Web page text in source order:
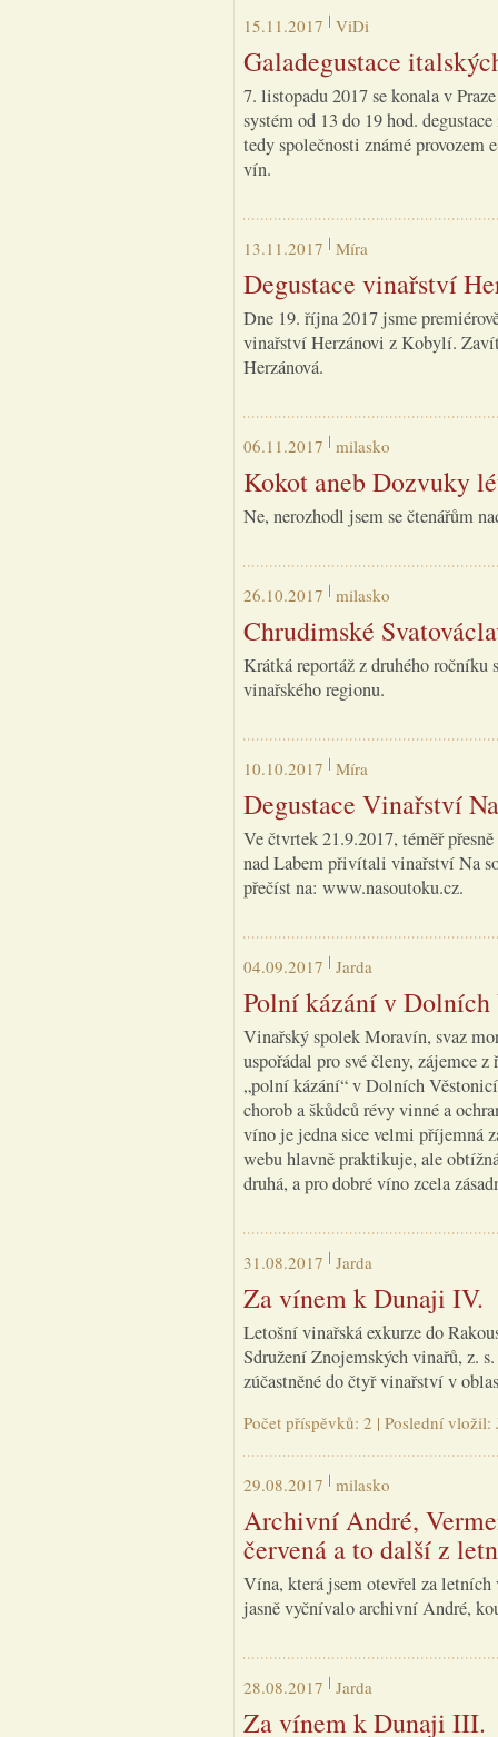
15.11.2017 ViDi
Galadegustace
7. listopadu 2017 se konala v
systém od 13 do 19 hod.
tedy společnosti známé
vín.
13.11.2017 Míra
Degustace vinařství
Dne 19. října 2017 jsme
vinařství Herzánovi z Kobylí.
Herzánová.
06.11.2017 milasko
Kokot aneb Dozvuky
Ne, nerozhodl jsem se čtenářům
26.10.2017 milasko
Chrudimské
Krátká reportáž z druhého ročníku
vinařského regionu.
10.10.2017 Míra
Degustace Vinařství
Ve čtvrtek 21.9.2017, téměř
nad Labem přivítali vinařství Na
přečíst na: www.nasoutoku.cz.
04.09.2017 Jarda
Polní kázání v
Vinařský spolek Moravín, svaz
uspořádal pro své členy, zájemce
„polní kázání“ v Dolních
chorob a škůdců révy vinné a
víno je jedna sice velmi příjemná
webu hlavně praktikuje, ale
druhá, a pro dobré víno zcela
31.08.2017 Jarda
Za vínem k Dunaji IV.
Letošní vinařská exkurze do
Sdružení Znojemských vinařů, z.
zúčastněné do čtyř vinařství v
Počet příspěvků: 2 | Poslední
29.08.2017 milasko
Archivní André,
červená a to další z
Vína, která jsem otevřel za letních
jasně vyčnívalo archivní André,
28.08.2017 Jarda
Za vínem k Dunaji III.